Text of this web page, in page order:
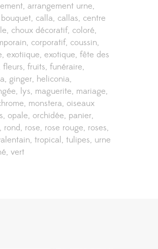
arrangement urne
bouquet calla callas centre
choux décoratif coloré
corporatif coussin
exotiique exotique fête des
fleurs fruits funéraire
ginger heliconia
lys maguerite mariage
monstera oiseaux
opale orchidée panier
rond rose rose rouge roses
tropical tulipes urne
vert